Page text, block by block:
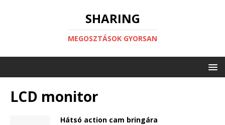
SHARING
MEGOSZTÁSOK GYORSAN
LCD monitor
Hátsó action cam bringára